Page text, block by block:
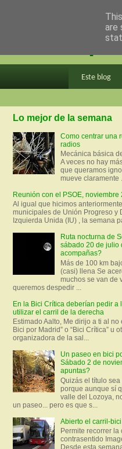
en bici
Este blog
Lo mejor de la semana
Como centrar una
radios
Mecánica básica
A veces no hay
que queramos
mueve claramente
Reunión con el PSOE, noviembre
Al igual que hicimos
municipales de Unión Progreso y
Izquierda Unida (IU) , la semana
Ruta nocturna de
sábado 20 de julio
acompañas?
Más de 100 km
(casi) llena Se
muchos se van de
queremos despedir ...
En la Bici Crítica deberían pedir a
utilizar el carril de la derecha
Estimado Aalto, Me dirijo a ti al no
Bici por Madrid” o “Bici Crítica” u
organizadora de la sal...
Un paseo en bici
Sábado 2 de
apuntas?
Quizás el título sea
porque aunque sí
valle del Lozoya,
un paseo... pero es que s...
Abierto el carril-
Permite recorrer la
contrasentido
Desde esta
are